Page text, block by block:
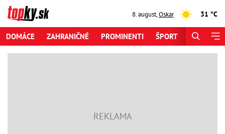
8. august,Oskar 31 °C
DOMÁCE ZAHRANIČNÉ PROMINENTI ŠPORT